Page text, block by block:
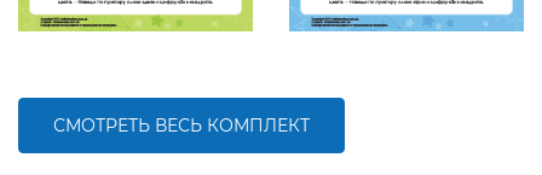
СМОТРЕТЬ ВЕСЬ КОМПЛЕКТ